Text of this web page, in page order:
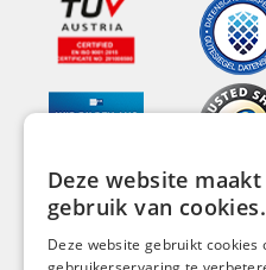
Deze website maakt
gebruik van cookies.
Deze website gebruikt cookies